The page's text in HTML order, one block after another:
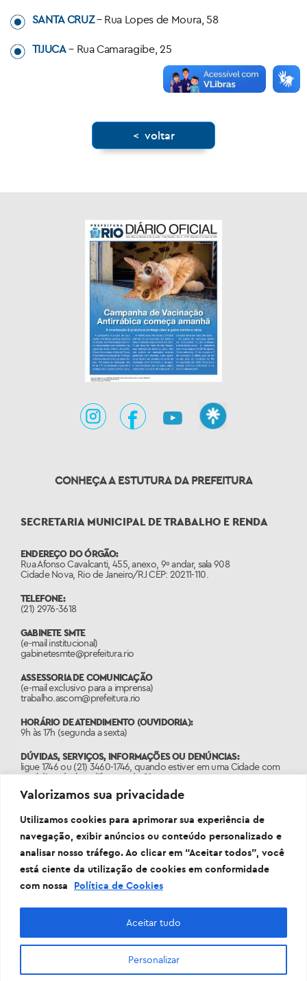
Valorizamos sua privacidade
Utilizamos cookies para aprimorar sua experiência de
navegação, exibir anúncios ou conteúdo personalizado e
analisar nosso tráfego. Ao clicar em “Aceitar todos”, você
está ciente da utilização de cookies em conformidade
com nossa
Política de Cookies
Personalizar
Aceitar tudo
SANTA CRUZ– Rua Lopes de Moura, 58
TIJUCA– Rua Camaragibe, 25
< voltar
CONHEÇA A ESTUTURA DA PREFEITURA
SECRETARIA MUNICIPAL DE TRABALHO E RENDA
ENDEREÇO DO ÓRGÃO:
Rua Afonso Cavalcanti, 455, anexo, 9º andar, sala 908
Cidade Nova, Rio de Janeiro/RJ CEP: 20211-110.
TELEFONE:
(21) 2976-3618
GABINETE SMTE
(e-mail institucional)
gabinetesmte@prefeitura.rio
ASSESSORIA DE COMUNICAÇÃO
(e-mail exclusivo para a imprensa)
trabalho.ascom@prefeitura.rio
HORÁRIO DE ATENDIMENTO (OUVIDORIA):
9h às 17h (segunda a sexta)
DÚVIDAS, SERVIÇOS, INFORMAÇÕES OU DENÚNCIAS:
ligue 1746 ou (21) 3460-1746, quando estiver em uma Cidade com
o código de área diferente do 21.
PORTAL: